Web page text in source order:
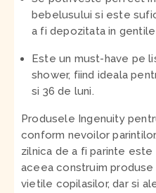
bebelusului si este
a fi depozitata in
Este un must-have pe
shower, fiind ideala
si 36 de luni.
Produsele Ingenuity
conform nevoilor
zilnica de a fi parinte
aceea construim
vietile copilasilor, dar si